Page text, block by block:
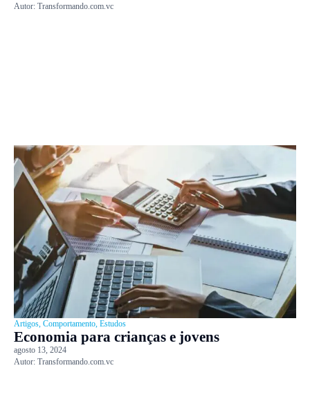
Autor: Transformando.com.vc
Artigos, Comportamento, Estudos
Economia para crianças e jovens
agosto 13, 2024
Autor: Transformando.com.vc